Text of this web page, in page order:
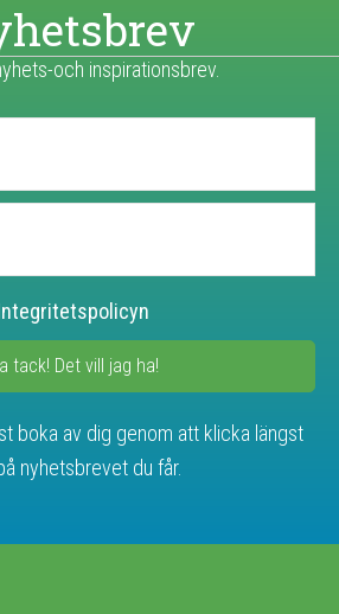
och inspirationsbrev.
tack! Det vill jag ha!
boka av dig genom att klicka längst
nyhetsbrevet du får.